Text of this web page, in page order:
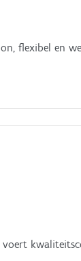
flexibel en
voert